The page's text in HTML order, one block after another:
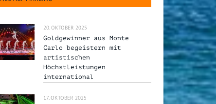
20. OKTOBER 2025
Goldgewinner aus Monte
Carlo begeistern mit
artistischen
Höchstleistungen
international
17. OKTOBER 2025